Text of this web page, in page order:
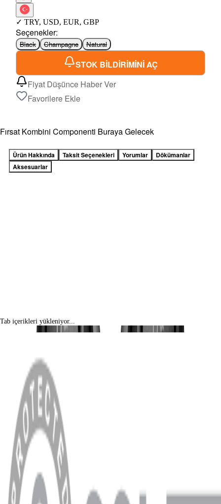
✓ TRY, USD, EUR, GBP
Seçenekler:
Black Champagne Natural
STOK BİLDİRİMİNİ AÇ
Fiyat Düşünce Haber Ver
Favorilere Ekle
Fırsat Kombini Componenti Buraya Gelecek
Ürün Hakkında Taksit Seçenekleri Yorumlar
Dökümanlar
Aksesuarlar
Tab içerikleri yükleniyor...
MENÜ
Anasayfa
Hakkımızda
Blog
MÜŞTERİ HİZMETLERİ
Hesabım
Sipariş Sorgulama
Banka Hesap Bilgileri
YARDIM VE DESTEK